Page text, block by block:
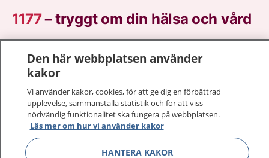
1177–tryggt om din hälsa och vård
sjukdomar och vilka mottagningar du kan kontakta.
Logga in för att läsa din journal och göra dina
vårdärenden. Ring telefonnummer 1177 för
sjukvårdsrådgivning dygnet runt.
1177 ger dig råd när du vill må bättre.
Den här webbplatsen använder
kakor
Vi använder kakor, cookies, för att ge dig en förbättrad
upplevelse, sammanställa statistik och för att viss
nödvändig funktionalitet ska fungera på webbplatsen.
Läs mer om hur vi använder kakor
HANTERA KAKOR